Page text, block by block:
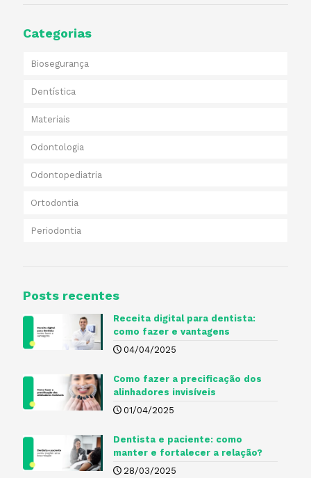
Categorias
Biosegurança
Dentística
Materiais
Odontologia
Odontopediatria
Ortodontia
Periodontia
Posts recentes
Receita digital para dentista​:
como fazer e vantagens
04/04/2025
Como fazer a precificação dos
alinhadores invisíveis
01/04/2025
Dentista e paciente: como
manter e fortalecer a relação?
28/03/2025